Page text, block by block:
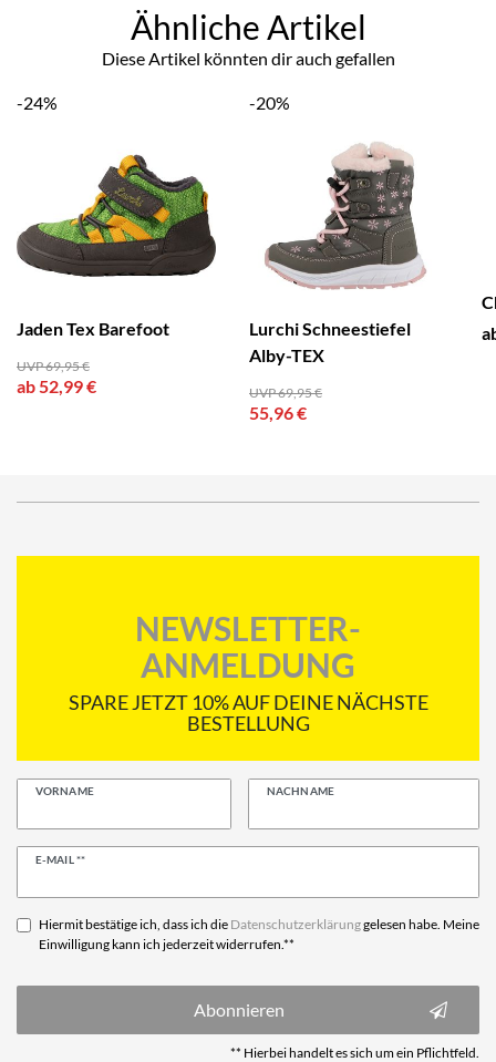
Ähnliche Artikel
Diese Artikel könnten dir auch gefallen
-24%
Jaden Tex Barefoot
UVP 69,95 €
ab 52,99 €
-20%
Lurchi Schneestiefel
Alby-TEX
UVP 69,95 €
55,96 €
NEWSLETTER-
ANMELDUNG
SPARE JETZT 10% AUF DEINE NÄCHSTE
BESTELLUNG
VORNAME NACHNAME
E-MAIL **
Newsletter
Hiermit bestätige ich, dass ich die Daten­schutz­erklärunggelesen habe. Meine
Einwilligung kann ich jederzeit widerrufen.**
Abonnieren
** Hierbei handelt es sich um ein Pflichtfeld.